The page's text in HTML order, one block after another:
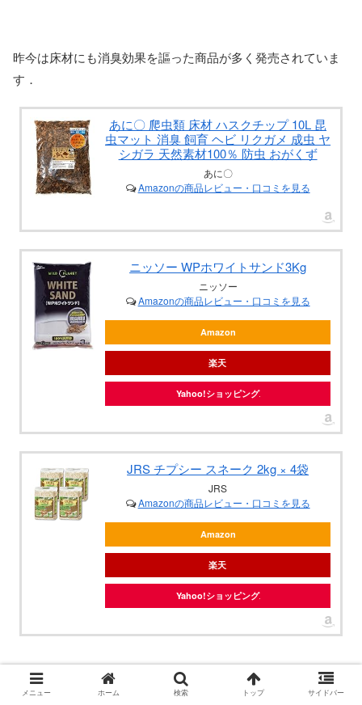
昨今は床材にも消臭効果を謳った商品が多く発売されていま
す．
あに〇 爬虫類 床材 ハスクチップ 10L 昆
虫マット 消臭 飼育 ヘビ リクガメ 成虫 ヤ
シガラ 天然素材100％ 防虫 おがくず
あに〇
Amazonの商品レビュー・口コミを見る
ニッソー WPホワイトサンド3Kg
ニッソー
Amazonの商品レビュー・口コミを見る
Amazon
楽天
Yahoo!ショッピング
JRS チプシー スネーク 2kg × 4袋
JRS
Amazonの商品レビュー・口コミを見る
Amazon
楽天
Yahoo!ショッピング
メニュー ホーム 検索 トップ サイドバー